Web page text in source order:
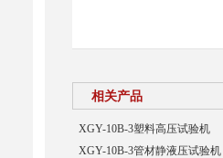
相关产品
XGY-10B-3塑料高压试验机
XGY-10B-3管材静液压试验机